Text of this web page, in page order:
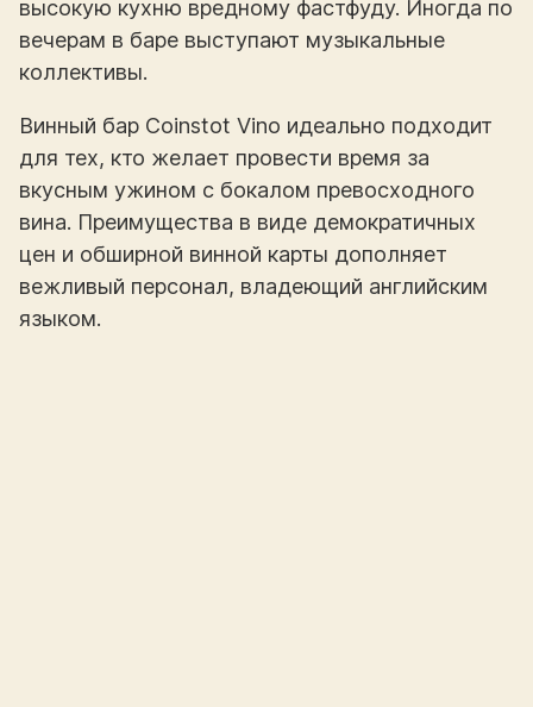
высокую кухню вредному фастфуду. Иногда по
вечерам в баре выступают музыкальные
коллективы.
Винный бар Coinstot Vino идеально подходит
для тех, кто желает провести время за
вкусным ужином с бокалом превосходного
вина. Преимущества в виде демократичных
цен и обширной винной карты дополняет
вежливый персонал, владеющий английским
языком.